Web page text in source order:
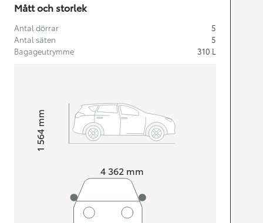
Mått och storlek
Antal dörrar
5
Antal säten
5
Bagageutrymme
310 L
4 362 mm
Height1 564
mm